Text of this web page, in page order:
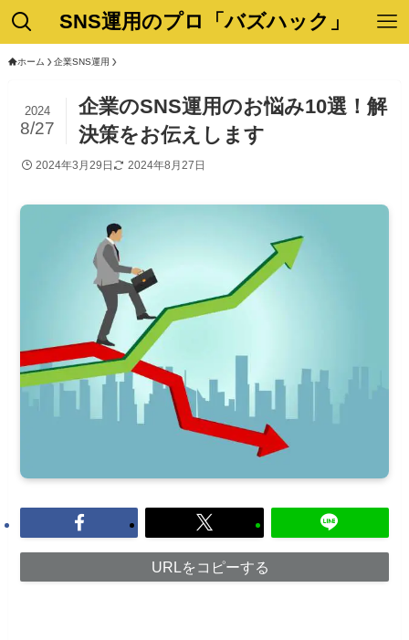
SNS運用のプロ「バズハック」
ホーム 企業SNS運用
企業のSNS運用のお悩み10選！解
決策をお伝えします
2024
8/27
2024年3月29日 2024年8月27日
URLをコピーする